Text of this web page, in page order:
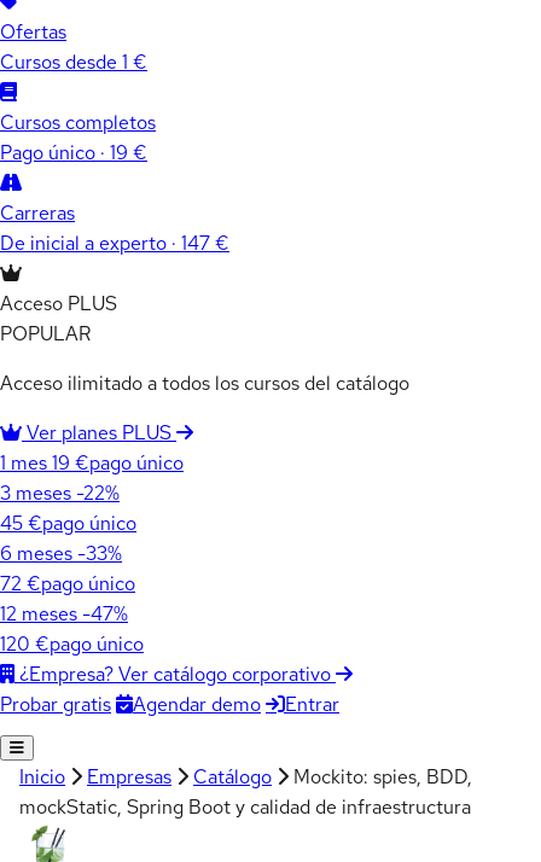
Ofertas
Cursos desde 1 €
Cursos completos
Pago único · 19 €
Carreras
De inicial a experto · 147 €
Acceso PLUS
POPULAR
Acceso ilimitado a todos los cursos del catálogo
Ver planes PLUS
1 mes19 €pago único
3 meses -22%
45 €pago único
6 meses -33%
72 €pago único
12 meses -47%
120 €pago único
¿Empresa? Ver catálogo corporativo
Probar gratis
Agendar demo Entrar
Inicio Empresas Catálogo
Mockito: spies, BDD,
mockStatic, Spring Boot y calidad de infraestructura